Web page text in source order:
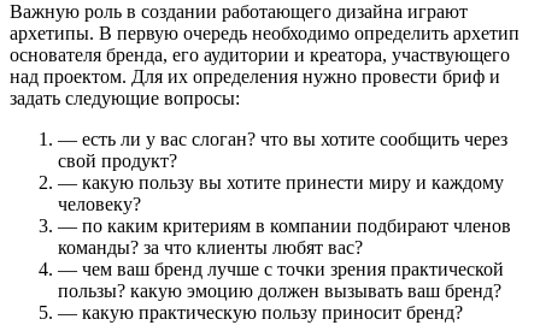
Важную роль в создании работающего дизайна играют
архетипы. В первую очередь необходимо определить архетип
основателя бренда, его аудитории и креатора, участвующего
над проектом. Для их определения нужно провести бриф и
задать следующие вопросы:
— есть ли у вас слоган? что вы хотите сообщить через
свой продукт?
— какую пользу вы хотите принести миру и каждому
человеку?
— по каким критериям в компании подбирают членов
команды? за что клиенты любят вас?
— чем ваш бренд лучше с точки зрения практической
пользы? какую эмоцию должен вызывать ваш бренд?
— какую практическую пользу приносит бренд?